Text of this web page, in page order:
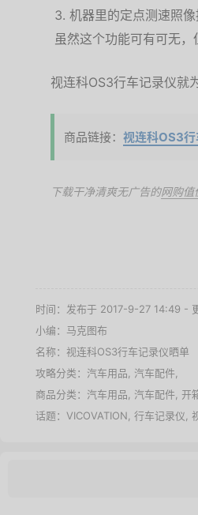
机器里的定点测速照
虽然这个功能可有可无
视连科OS3行车记录仪就
商品链接： 视连科OS3
下载干净清爽无广告的网购值
时间：发布于 2017-9-27 14:49 -
小编：马克图布
名称： 视连科OS3行车记录仪晒单
攻略分类： 汽车用品 汽车配件
商品分类： 汽车用品 汽车配件 开
话题： VICOVATION 行车记录仪